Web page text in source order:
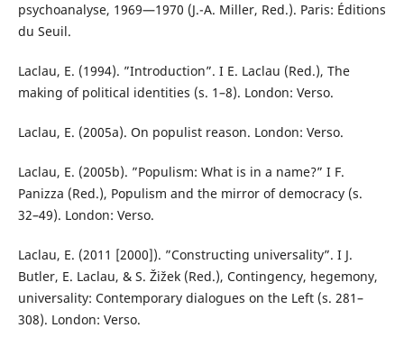
psychoanalyse, 1969—1970 (J.-A. Miller, Red.). Paris: Éditions
du Seuil.
Laclau, E. (1994). ”Introduction”. I E. Laclau (Red.), The
making of political identities (s. 1–8). London: Verso.
Laclau, E. (2005a). On populist reason. London: Verso.
Laclau, E. (2005b). ”Populism: What is in a name?” I F.
Panizza (Red.), Populism and the mirror of democracy (s.
32–49). London: Verso.
Laclau, E. (2011 [2000]). ”Constructing universality”. I J.
Butler, E. Laclau, & S. Žižek (Red.), Contingency, hegemony,
universality: Contemporary dialogues on the Left (s. 281–
308). London: Verso.